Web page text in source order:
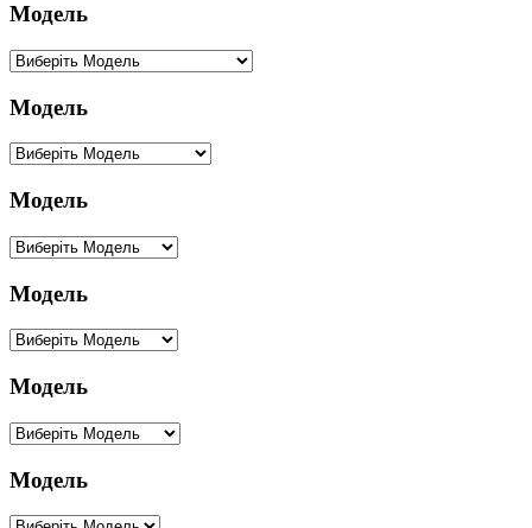
Модель
Модель
Модель
Модель
Модель
Модель